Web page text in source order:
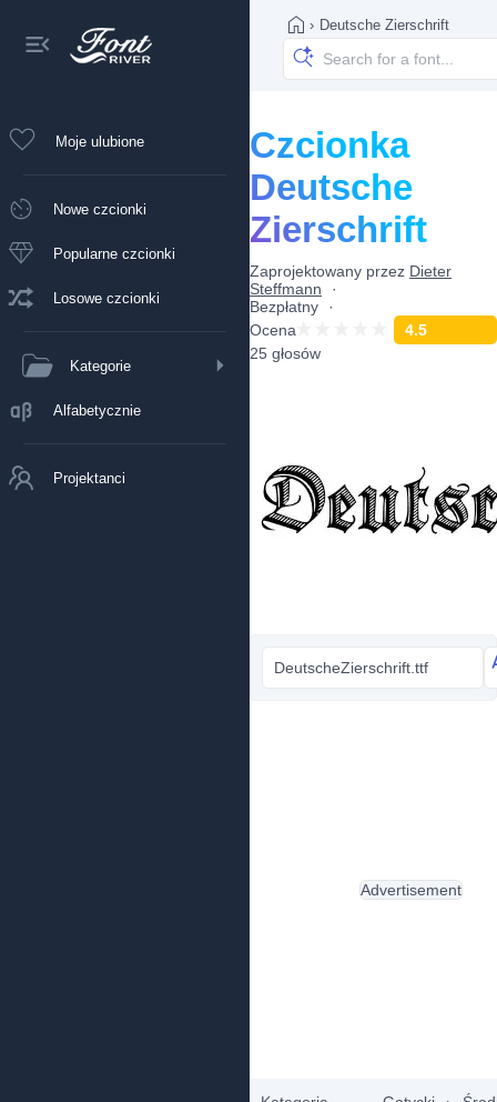
Moje ulubione
Nowe czcionki
Popularne czcionki
Losowe czcionki
Kategorie
Alfabetycznie
Projektanci
› Deutsche Zierschrift
Czcionka
Deutsche
Zierschrift
Zaprojektowany przez Dieter
Steffmann
Bezpłatny
Ocena
4.5
25 głosów
DeutscheZierschrift.ttf
Advertisement